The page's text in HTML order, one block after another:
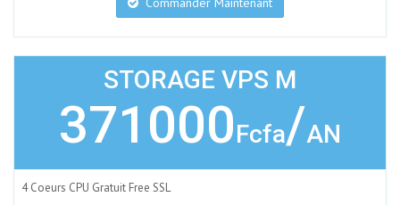
STORAGE VPS M
371000Fcfa/AN
4 Coeurs CPU Gratuit Free SSL